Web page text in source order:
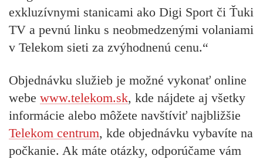
exkluzívnymi stanicami ako Digi Sport či Ťuki
TV a pevnú linku s neobmedzenými volaniami
v Telekom sieti za zvýhodnenú cenu.“
Objednávku služieb je možné vykonať online
webe www.telekom.sk, kde nájdete aj všetky
informácie alebo môžete navštíviť najbližšie
Telekom centrum, kde objednávku vybavíte na
počkanie. Ak máte otázky, odporúčame vám